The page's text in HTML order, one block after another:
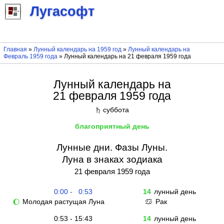
Лугасофт
Главная » Лунный календарь на 1959 год» Лунный календарь на
Февраль 1959 года» Лунный календарь на 21 февраля 1959 года
Лунный календарь на
21 февраля 1959 года
♄ суббота
благоприятный день
Лунные дни. Фазы Луны.
Луна в знаках зодиака
21 февраля 1959 года
0:00 - 0:53 14 лунный день
🌔 Молодая растущая Луна ♋ Рак
0:53 - 15:43 14 лунный день